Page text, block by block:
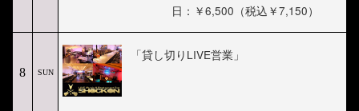
日：￥6,500（税込￥7,150）
8 SUN
「貸し切りLIVE営業」